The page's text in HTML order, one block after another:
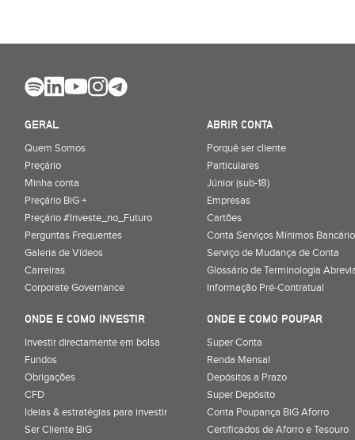
GERAL
Quem Somos
Preçário
Minha conta
Preçário BiG +
Preçário #Investe_no_Futuro
Perguntas Frequentes
Galeria de Vídeos
Carreiras
Corporate Governance
ABRIR CONTA
Porquê ser cliente
Particulares
Júnior (sub-18)
Empresas
Cartões
Conta Serviços Mínimos
Serviço de Mudança de Conta
Glossário de Terminologia
Informação Pré-Contratual
ONDE E COMO INVESTIR
Investir directamente em bolsa
Fundos
Obrigações
CFD
Ideias & estratégias para investir
Ser Cliente BiG
ONDE E COMO POUPAR
Super Conta
Renda Mensal
Depósitos a Prazo
Super Depósito
Conta Poupança BiG Aforro
Certificados de Aforro e Tesouro